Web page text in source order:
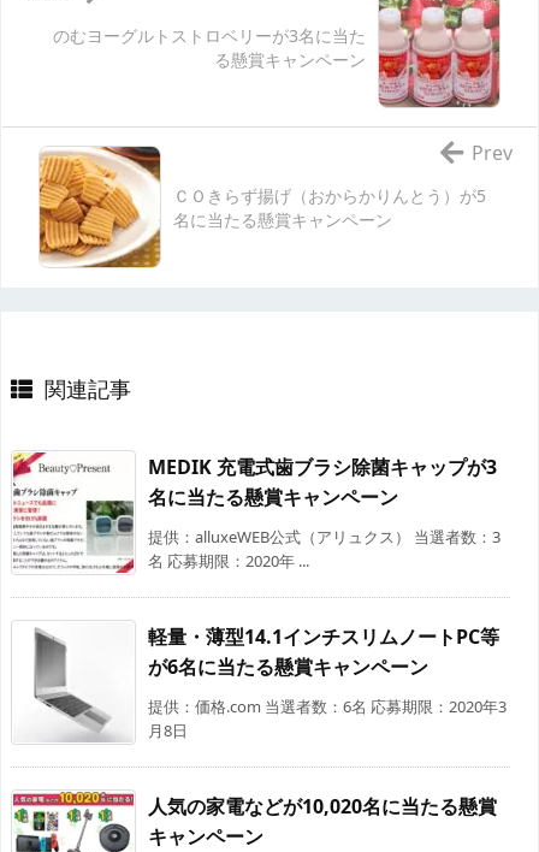
のむヨーグルトストロベリーが3名に当た
る懸賞キャンペーン
ＣＯきらず揚げ（おからかりんとう）が5
名に当たる懸賞キャンペーン
Prev
関連記事
MEDIK 充電式歯ブラシ除菌キャップが3
名に当たる懸賞キャンペーン
提供：alluxeWEB公式（アリュクス） 当選者数：3
名 応募期限：2020年 ...
軽量・薄型14.1インチスリムノートPC等
が6名に当たる懸賞キャンペーン
提供：価格.com 当選者数：6名 応募期限：2020年3
月8日
人気の家電などが10,020名に当たる懸賞
キャンペーン